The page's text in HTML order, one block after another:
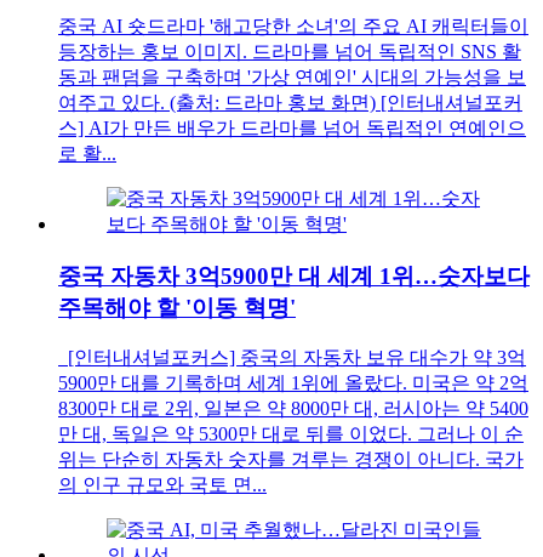
중국 AI 숏드라마 '해고당한 소녀'의 주요 AI 캐릭터들이
등장하는 홍보 이미지. 드라마를 넘어 독립적인 SNS 활
동과 팬덤을 구축하며 '가상 연예인' 시대의 가능성을 보
여주고 있다. (출처: 드라마 홍보 화면) [인터내셔널포커
스] AI가 만든 배우가 드라마를 넘어 독립적인 연예인으
로 활...
중국 자동차 3억5900만 대 세계 1위…숫자보다
주목해야 할 '이동 혁명'
[인터내셔널포커스] 중국의 자동차 보유 대수가 약 3억
5900만 대를 기록하며 세계 1위에 올랐다. 미국은 약 2억
8300만 대로 2위, 일본은 약 8000만 대, 러시아는 약 5400
만 대, 독일은 약 5300만 대로 뒤를 이었다. 그러나 이 순
위는 단순히 자동차 숫자를 겨루는 경쟁이 아니다. 국가
의 인구 규모와 국토 면...